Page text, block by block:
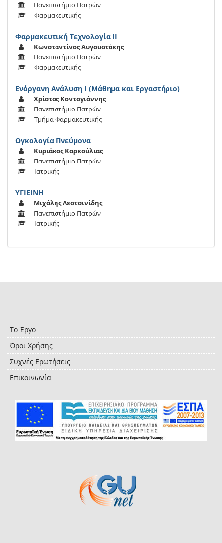
Πανεπιστήμιο Πατρών
Φαρμακευτικής
Φαρμακευτική Τεχνολογία ΙΙ
Κωνσταντίνος Αυγουστάκης
Πανεπιστήμιο Πατρών
Φαρμακευτικής
Ενόργανη Ανάλυση Ι (Μάθημα και Εργαστήριο)
Χρίστος Κοντογιάννης
Πανεπιστήμιο Πατρών
Τμήμα Φαρμακευτικής
Ογκολογία Πνεύμονα
Κυριάκος Καρκούλιας
Πανεπιστήμιο Πατρών
Ιατρικής
ΥΓΙΕΙΝΗ
Μιχάλης Λεοτσινίδης
Πανεπιστήμιο Πατρών
Ιατρικής
Το Έργο
Όροι Χρήσης
Συχνές Ερωτήσεις
Επικοινωνία